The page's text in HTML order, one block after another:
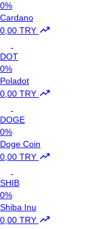
0%
Cardano
0,00 TRY
DOT
0%
Poladot
0,00 TRY
DOGE
0%
Doge Coin
0,00 TRY
SHIB
0%
Shiba Inu
0,00 TRY